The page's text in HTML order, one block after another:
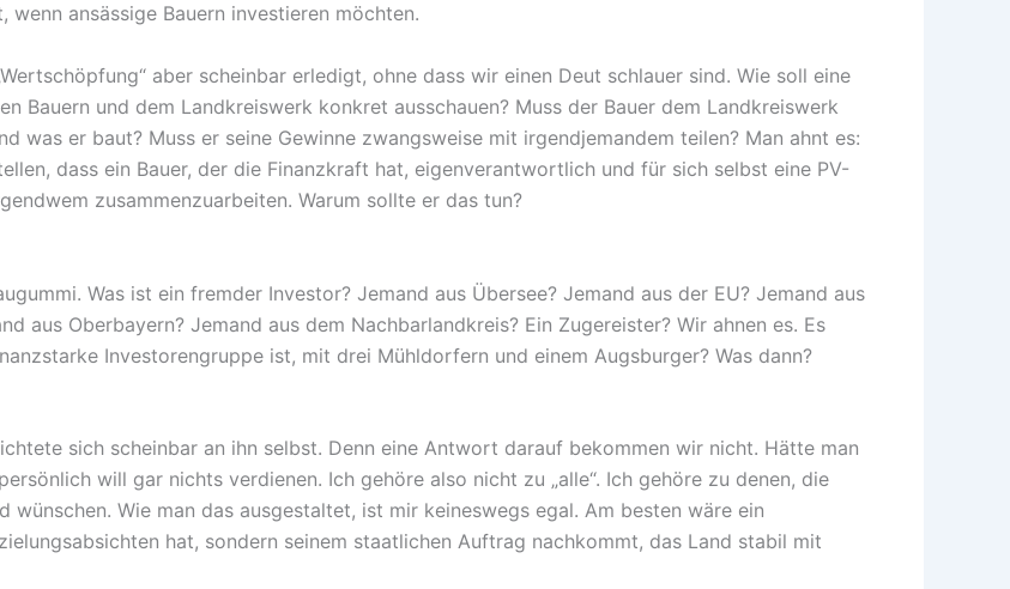
ansässige Bauern investieren möchten.
aber scheinbar erledigt, ohne dass wir einen Deut schlauer sind. Wie soll eine
Bauern und dem Landkreiswerk konkret ausschauen? Muss der Bauer dem Landkreiswerk
was er baut? Muss er seine Gewinne zwangsweise mit irgendjemandem teilen? Man ahnt es:
dass ein Bauer, der die Finanzkraft hat, eigenverantwortlich und für sich selbst eine PV-
zusammenzuarbeiten. Warum sollte er das tun?
Was ist ein fremder Investor? Jemand aus Übersee? Jemand aus der EU? Jemand aus
aus Oberbayern? Jemand aus dem Nachbarlandkreis? Ein Zugereister? Wir ahnen es. Es
Investorengruppe ist, mit drei Mühldorfern und einem Augsburger? Was dann?
sich scheinbar an ihn selbst. Denn eine Antwort darauf bekommen wir nicht. Hätte man
will gar nichts verdienen. Ich gehöre also nicht zu „alle“. Ich gehöre zu denen, die
wünschen. Wie man das ausgestaltet, ist mir keineswegs egal. Am besten wäre ein
hat, sondern seinem staatlichen Auftrag nachkommt, das Land stabil mit